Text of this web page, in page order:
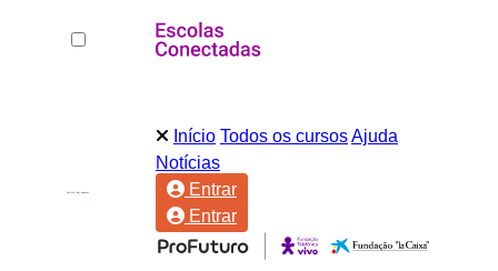
Início Todos os cursosAjuda
Notícias
Entrar
Entrar